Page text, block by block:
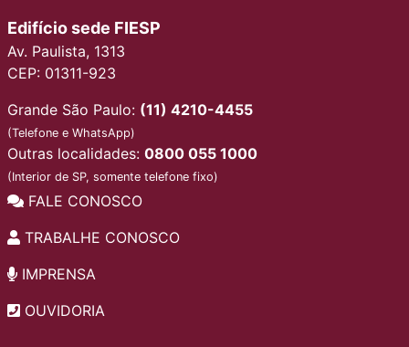
Edifício sede FIESP
Av. Paulista, 1313
CEP: 01311-923
Grande São Paulo: (11) 4210-4455
(Telefone e WhatsApp)
Outras localidades: 0800 055 1000
(Interior de SP, somente telefone fixo)
FALE CONOSCO
TRABALHE CONOSCO
IMPRENSA
OUVIDORIA